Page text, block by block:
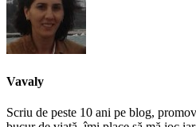
Vavaly
Scriu de peste 10 ani pe blog,